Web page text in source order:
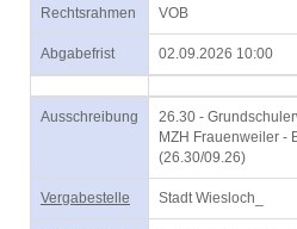
Rechtsrahmen VOB
Abgabefrist 02.09.2026 10:00
Ausschreibung
26.30 -
MZH Frauenweiler -
(26.30/09.26)
Vergabestelle Stadt Wiesloch_